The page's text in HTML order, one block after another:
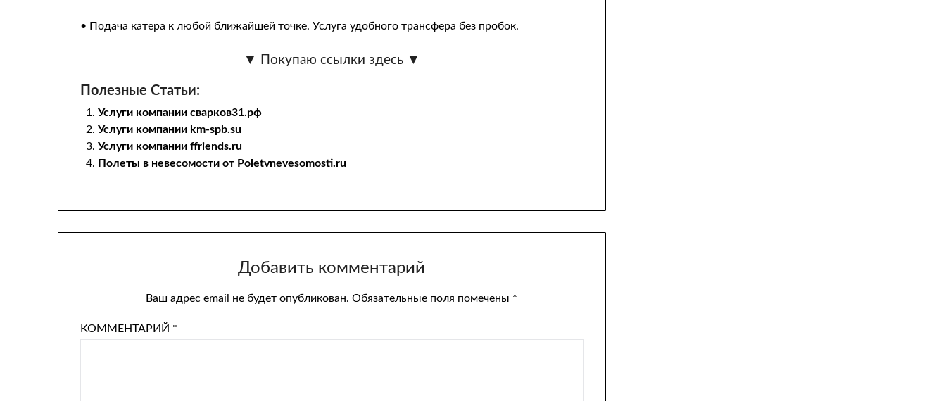
• Подача катера к любой ближайшей точке. Услуга удобного трансфера без пробок.
▼ Покупаю ссылки здесь ▼
Полезные Статьи:
Услуги компании сварков31.рф
Услуги компании km-spb.su
Услуги компании ffriends.ru
Полеты в невесомости от Poletvnevesomosti.ru
Добавить комментарий
Ваш адрес email не будет опубликован. Обязательные поля помечены *
КОММЕНТАРИЙ *